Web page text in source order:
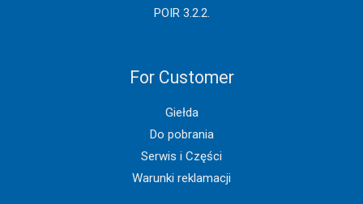
POIR 3.2.2.
For Customer
Giełda
Do pobrania
Serwis i Części
Warunki reklamacji